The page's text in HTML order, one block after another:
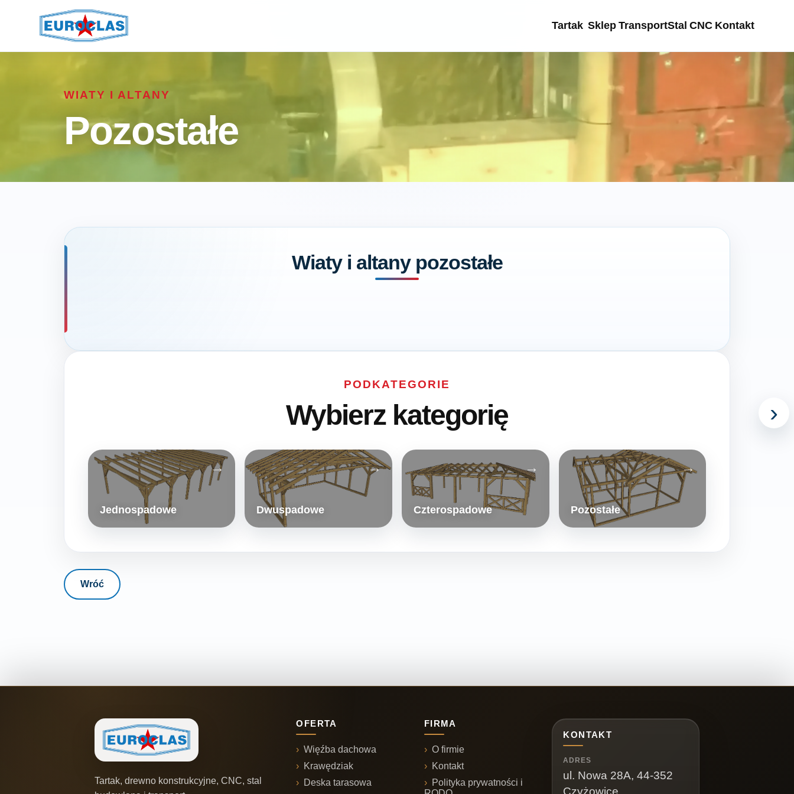
Tartak Sklep TransportStal CNC Kontakt
WIATY I ALTANY
Pozostałe
Wiaty i altany pozostałe
›
PODKATEGORIE
Wybierz kategorię
Jednospadowe Dwuspadowe Czterospadowe Pozostałe
Wróć
Tartak, drewno konstrukcyjne, CNC, stal
OFERTA
Więźba dachowa
Krawędziak
Deska tarasowa
FIRMA
O firmie
Kontakt
Polityka prywatności i
KONTAKT
ADRES
ul. Nowa 28A, 44-352
Czyżowice